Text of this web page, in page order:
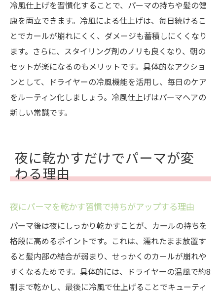
パーマのボリュームを冷風でキープする方
パーマのふんわり感を損なわないドライ術
パーマの乾かし方で変わるスタイリング力
パーマの質感を守るやさしい乾かし方とは
ふんわりパーマが長続きする乾燥テクニッ
ク
冷風でパーマのまとまりを維持する方法
パーマが広がる原因と冷風の効果的な活用
ボサボサ防止に役立つパーマの冷風乾燥術
冷風でパーマのまとまりと美しさを両立
毎日のケアでパーマを美しく保つコツ
パーマを美しく保つ毎日のケア習慣とは
パーマの長持ちに欠かせない冷風仕上げ
冷風仕上げを習慣化することで、パーマの持ちや髪の健
康を両立できます。冷風による仕上げは、毎日続けるこ
とでカールが崩れにくく、ダメージも蓄積しにくくなり
ます。さらに、スタイリング剤のノリも良くなり、朝の
セットが楽になるのもメリットです。具体的なアクショ
ンとして、ドライヤーの冷風機能を活用し、毎日のケア
をルーティン化しましょう。冷風仕上げはパーマヘアの
新しい常識です。
夜に乾かすだけでパーマが変
わる理由
夜にパーマを乾かす習慣で持ちがアップする理由
パーマ後は夜にしっかり乾かすことが、カールの持ちを
格段に高めるポイントです。これは、濡れたまま放置す
ると髪内部の結合が弱まり、せっかくのカールが崩れや
すくなるためです。具体的には、ドライヤーの温風で約8
割まで乾かし、最後に冷風で仕上げることでキューティ